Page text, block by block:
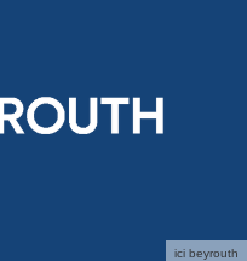
ici beyrouth